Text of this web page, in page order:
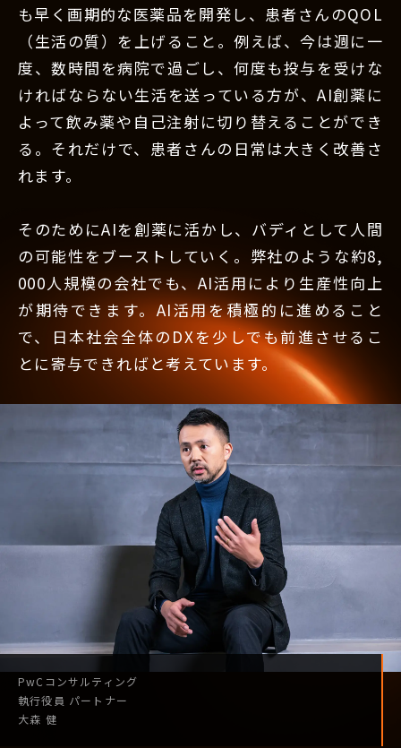
も早く画期的な医薬品を開発し、患者さんのQOL
（生活の質）を上げること。例えば、今は週に一
度、数時間を病院で過ごし、何度も投与を受けな
ければならない生活を送っている方が、AI創薬に
よって飲み薬や自己注射に切り替えることができ
る。それだけで、患者さんの日常は大きく改善さ
れます。
そのためにAIを創薬に活かし、バディとして人間
の可能性をブーストしていく。弊社のような約8,
000人規模の会社でも、AI活用により生産性向上
が期待できます。AI活用を積極的に進めること
で、日本社会全体のDXを少しでも前進させるこ
とに寄与できればと考えています。
PwCコンサルティング
執行役員 パートナー
大森 健